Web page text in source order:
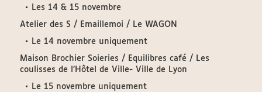
Les 14 & 15 novembre
Atelier des S / Emaillemoi / Le WAGON
Le 14 novembre uniquement
Maison Brochier Soieries / Equilibres café / Les
coulisses de l’Hôtel de Ville- Ville de Lyon
Le 15 novembre uniquement